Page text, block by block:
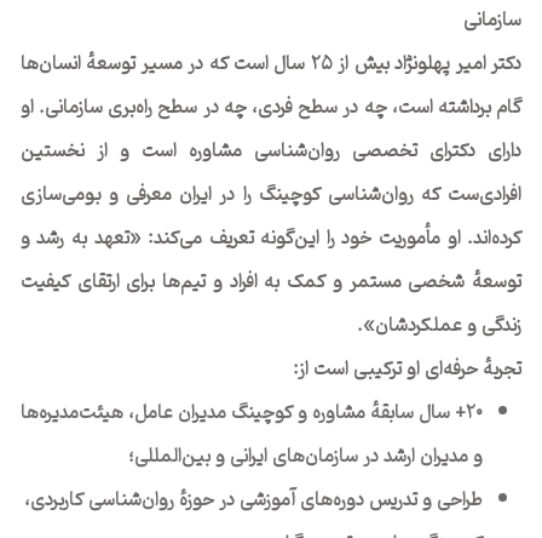
سازمانی
دکتر امیر پهلونژاد بیش از ۲۵ سال است که در مسیر توسعهٔ انسان‌ها
گام برداشته است، چه در سطح فردی، چه در سطح راه‌بری سازمانی. او
دارای دکترای تخصصی روان‌شناسی مشاوره است و از نخستین
افرادی‌ست که روان‌شناسی کوچینگ را در ایران معرفی و بومی‌سازی
کرده‌اند. او مأموریت خود را این‌گونه تعریف می‌کند: «تعهد به رشد و
توسعهٔ شخصی مستمر و کمک به افراد و تیم‌ها برای ارتقای کیفیت
زندگی و عملکردشان».
تجربهٔ حرفه‌ای او ترکیبی است از:
۲۰+ سال سابقهٔ مشاوره و کوچینگ مدیران عامل، هیئت‌مدیره‌ها
و مدیران ارشد در سازمان‌های ایرانی و بین‌المللی؛
طراحی و تدریس دوره‌های آموزشی در حوزهٔ روان‌شناسی کاربردی،